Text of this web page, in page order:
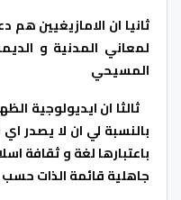
ثانيا ان الامازيغيين
لمعاني المدنية و
المسيحي
ثالثا ان ايديولوجية
بالنسبة لي ان لا يصدر
باعتبارها لغة و ثقافة
جاهلية قائمة الذات حسب